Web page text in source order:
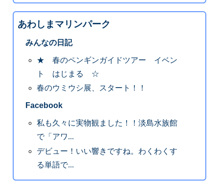
あわしまマリンパーク
みんなの日記
★ 春のペンギンガイドツアー イベン
ト はじまる ☆
春のウミウシ展、スタート！！
Facebook
私も久々に実物観ました！！淡島水族館
で「アワ...
デビュー！いい響きですね。わくわくす
る単語で...